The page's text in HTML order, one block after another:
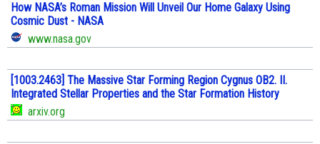
How NASA’s Roman Mission Will Unveil Our Home Galaxy Using
Cosmic Dust - NASA
www.nasa.gov
[1003.2463] The Massive Star Forming Region Cygnus OB2. II.
Integrated Stellar Properties and the Star Formation History
arxiv.org